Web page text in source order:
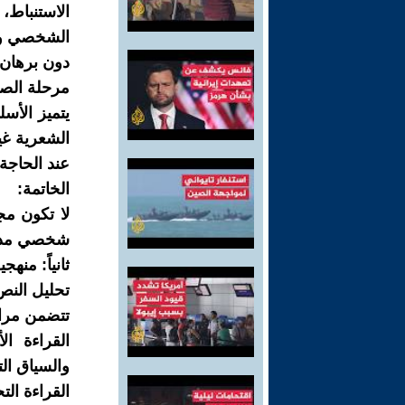
الشخصي
دون
مرحلة
يتميز
الشعرية
عند
الخاتمة:
لا تكون
شخصي
ثانياً:
تحليل
تتضمن
القراءة
والسياق
القراءة